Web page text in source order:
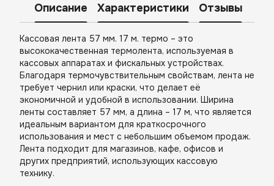
Описание Характеристики Отзывы
Кассовая лента 57 мм. 17 м. термо – это
высококачественная термолента, используемая в
кассовых аппаратах и фискальных устройствах.
Благодаря термочувствительным свойствам, лента не
требует чернил или краски, что делает её
экономичной и удобной в использовании. Ширина
ленты составляет 57 мм, а длина – 17 м, что является
идеальным вариантом для краткосрочного
использования и мест с небольшим объемом продаж.
Лента подходит для магазинов, кафе, офисов и
других предприятий, использующих кассовую
технику.